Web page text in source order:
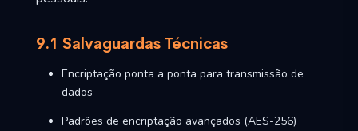
9.1 Salvaguardas Técnicas
Encriptação ponta a ponta para transmissão de
dados
Padrões de encriptação avançados (AES-256)